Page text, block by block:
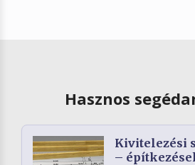
Hasznos
Kivitelezési
–